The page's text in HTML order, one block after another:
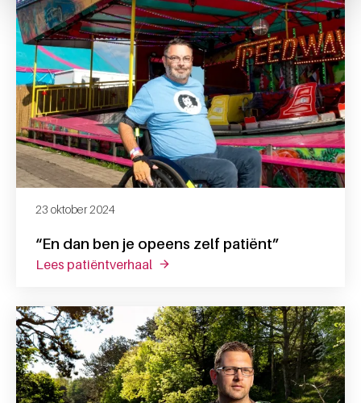
“En dan ben je opeens zelf patiënt”
23 oktober 2024
lees patiëntverhaal over “en dan ben je opeens zelf